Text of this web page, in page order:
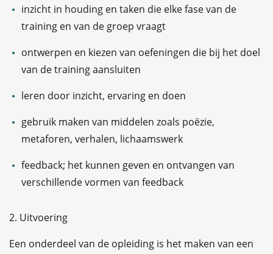
inzicht in houding en taken die elke fase van de
training en van de groep vraagt
ontwerpen en kiezen van oefeningen die bij het doel
van de training aansluiten
leren door inzicht, ervaring en doen
gebruik maken van middelen zoals poëzie,
metaforen, verhalen, lichaamswerk
feedback; het kunnen geven en ontvangen van
verschillende vormen van feedback
2. Uitvoering
Een onderdeel van de opleiding is het maken van een